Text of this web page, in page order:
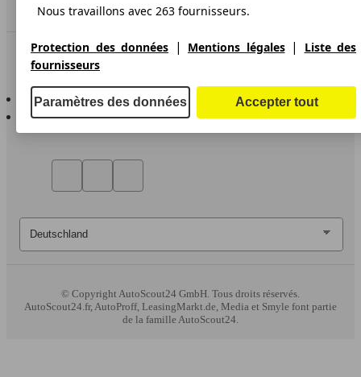
Espace Pro
Contact
AutoScout24 pour iOS
© Copyright AutoScout24 GmbH. Tous droits réservés.
AutoScout24.fr, AutoProff, LeasingMarkt.de, Media et Smyle font partie
de la famille AutoScout24.
Nous travaillons avec 263 fournisseurs.
Protection des données | Mentions légales|
Liste des
fournisseurs
Paramètres des données Accepter tout